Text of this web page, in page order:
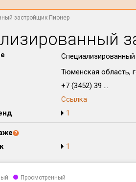
застройщик Пионер
Тюменская область,
+7 (3452) 39 ...
Ссылка
1
1
Просмотренный